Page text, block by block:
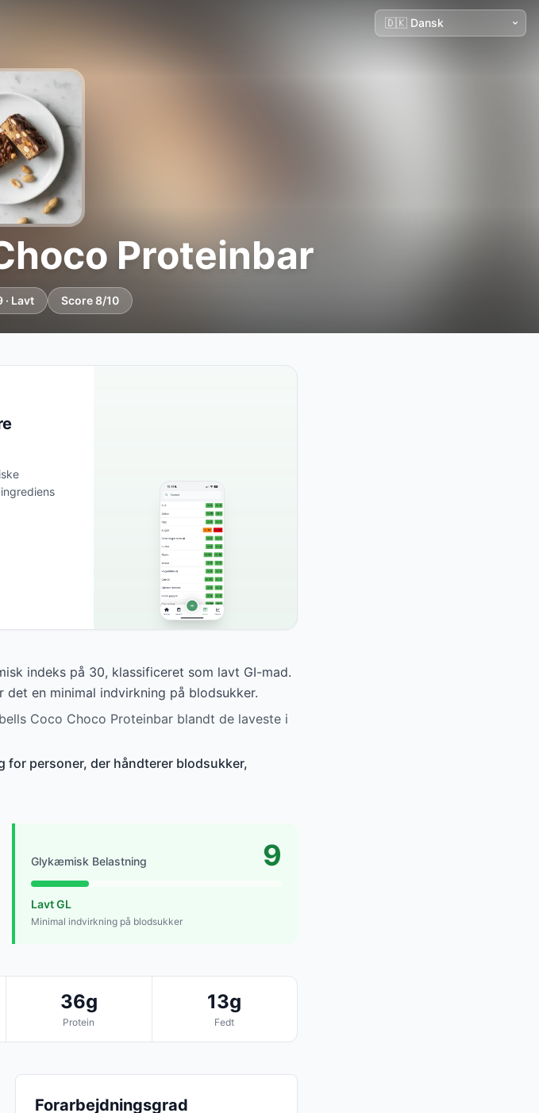
Proteinbar
· Lavt Score 8/10
indeks på 30, klassificeret som lavt GI-mad.
en minimal indvirkning på blodsukker.
Coco Choco Proteinbar blandt de laveste i
for personer, der håndterer blodsukker,
Glykæmisk Belastning 9
Lavt GL
Minimal indvirkning på blodsukker
36g
Protein
13g
Fedt
Forarbejdningsgrad